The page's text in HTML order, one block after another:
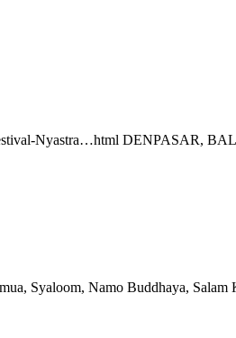
Nyastra…html DENPASAR,
Syaloom, Namo Buddhaya,